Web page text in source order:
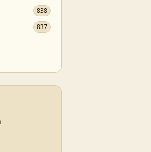
838
837